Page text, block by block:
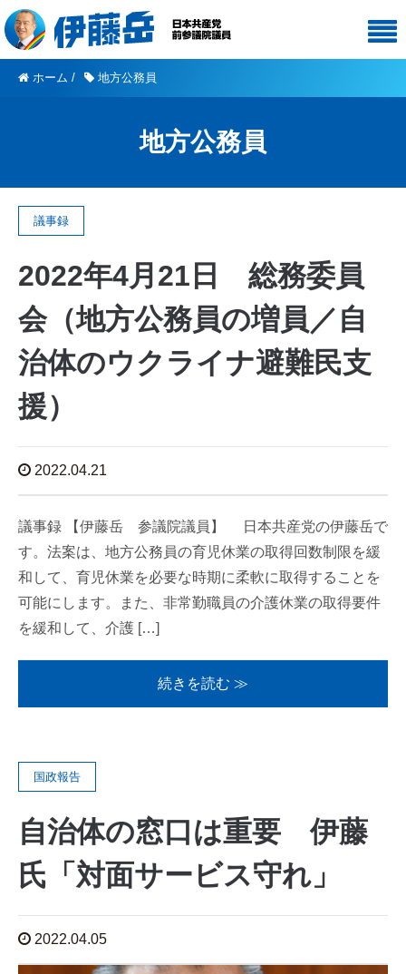
ホーム / 地方公務員
地方公務員
議事録
2022年4月21日 総務委員
会（地方公務員の増員／自
治体のウクライナ避難民支
援）
2022.04.21
議事録 【伊藤岳 参議院議員】 日本共産党の伊藤岳で
す。法案は、地方公務員の育児休業の取得回数制限を緩
和して、育児休業を必要な時期に柔軟に取得することを
可能にします。また、非常勤職員の介護休業の取得要件
を緩和して、介護 […]
続きを読む ≫
国政報告
自治体の窓口は重要 伊藤
氏「対面サービス守れ」
2022.04.05